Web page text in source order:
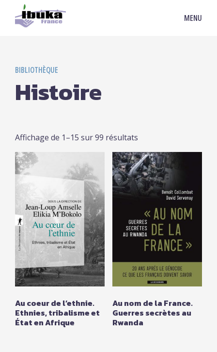
MENU
BIBLIOTHÈQUE
Histoire
Affichage de 1–15 sur 99 résultats
Au coeur de l’ethnie.
Ethnies, tribalisme et
État en Afrique
Au nom de la France.
Guerres secrètes au
Rwanda